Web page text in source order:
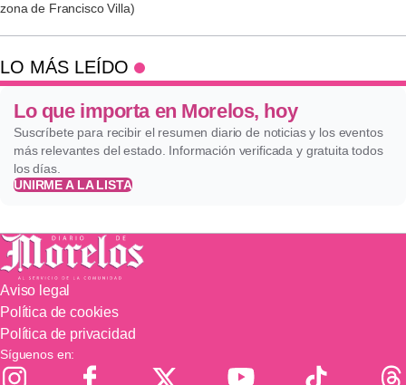
zona de Francisco Villa)
LO MÁS LEÍDO
Lo que importa en Morelos, hoy
Suscríbete para recibir el resumen diario de noticias y los eventos
más relevantes del estado. Información verificada y gratuita todos
los días.
UNIRME A LA LISTA
Aviso legal
Política de cookies
Política de privacidad
Síguenos en: